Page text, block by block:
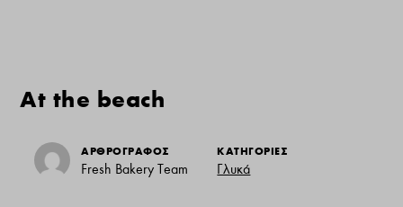
At the beach
ΑΡΘΡΟΓΡΑΦΟΣ
Fresh Bakery Team
ΚΑΤΗΓΟΡΙΕΣ
Γλυκά